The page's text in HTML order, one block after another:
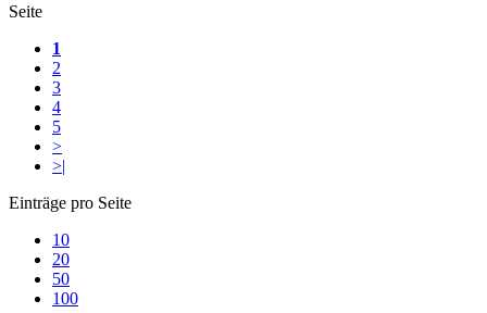
Seite
1
2
3
4
5
>
>|
Einträge pro Seite
10
20
50
100